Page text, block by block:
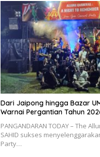
Dari Jaipong hingga Bazar
Warnai Pergantian Tahun
PANGANDARAN TODAY – The
SAHID sukses
Party…